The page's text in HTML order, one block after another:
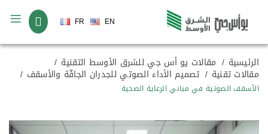
لغة
EN
FR
الرئيسية مقالات يو أس جي للشرق الأوسط التقنية
مقالات تقنية تصميم الأداء الصوتي للجدران الجافّة والأسقف
الأسقف الصوتية في مباني الرعاية الصحية